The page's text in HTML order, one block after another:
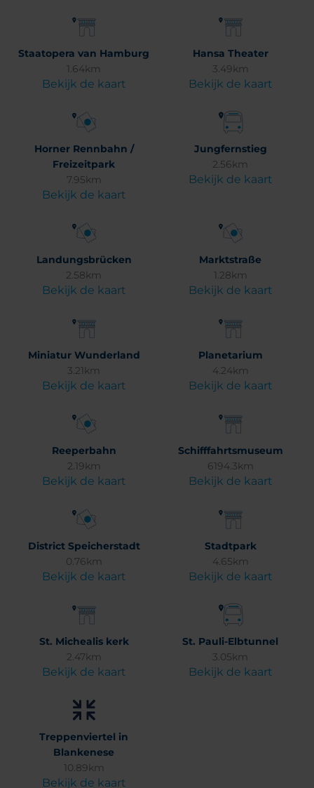
Staatopera van Hamburg
1.64km
Bekijk de kaart
Hansa Theater
3.49km
Bekijk de kaart
Horner Rennbahn /
Freizeitpark
7.95km
Bekijk de kaart
Jungfernstieg
2.56km
Bekijk de kaart
Landungsbrücken
2.58km
Bekijk de kaart
Marktstraße
1.28km
Bekijk de kaart
Miniatur Wunderland
3.21km
Bekijk de kaart
Planetarium
4.24km
Bekijk de kaart
Reeperbahn
2.19km
Bekijk de kaart
Schifffahrtsmuseum
6194.3km
Bekijk de kaart
District Speicherstadt
0.76km
Bekijk de kaart
Stadtpark
4.65km
Bekijk de kaart
St. Michealis kerk
2.47km
Bekijk de kaart
St. Pauli-Elbtunnel
3.05km
Bekijk de kaart
Treppenviertel in
Blankenese
10.89km
Bekijk de kaart